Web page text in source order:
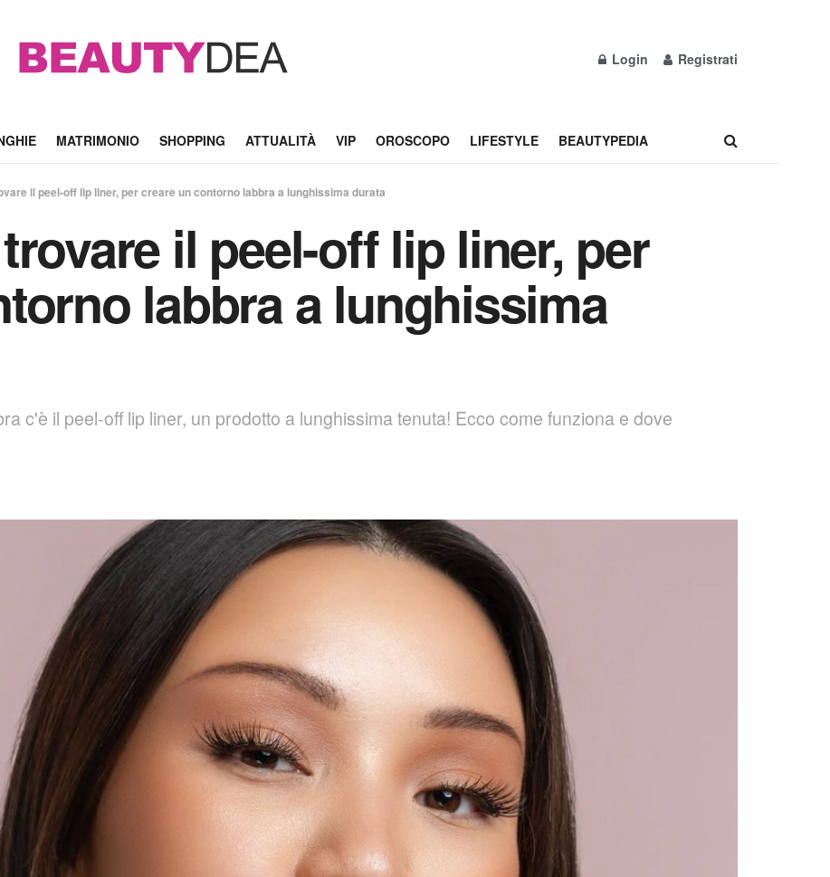
Login Registrati
MATRIMONIO SHOPPING ATTUALITÀ VIP OROSCOPO LIFESTYLE BEAUTYPEDIA
il peel-off lip liner, per creare un contorno labbra a lunghissima durata
il peel-off lip liner, per
labbra a lunghissima
c'è il peel-off lip liner, un prodotto a lunghissima tenuta! Ecco come funziona e dove